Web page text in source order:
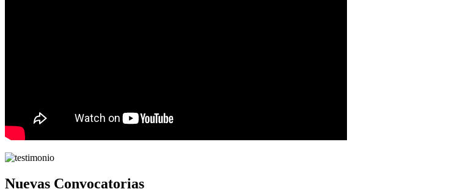
Nuevas Convocatorias